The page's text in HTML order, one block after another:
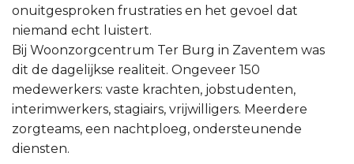
onuitgesproken frustraties en het gevoel dat
niemand echt luistert.
Bij Woonzorgcentrum Ter Burg in Zaventem was
dit de dagelijkse realiteit. Ongeveer 150
medewerkers: vaste krachten, jobstudenten,
interimwerkers, stagiairs, vrijwilligers. Meerdere
zorgteams, een nachtploeg, ondersteunende
diensten.